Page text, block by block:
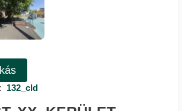
132_cld